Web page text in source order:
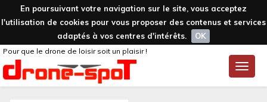
En poursuivant votre navigation sur le site, vous acceptez
l'utilisation de cookies pour vous proposer des contenus et services
adaptés à vos centres d'intérêts.
OK
Toggle
Pour que le drone de loisir soit un plaisir !